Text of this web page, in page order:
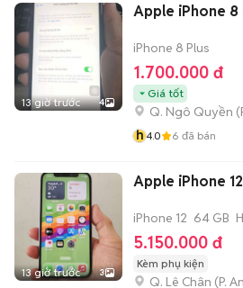
13 giờ trước 4
Apple iPhone 8
iPhone 8 Plus
1.700.000 đ
Giá tốt
Q. Ngô Quyền (
h4.0 6 đã bán
13 giờ trước 3
Apple iPhone
iPhone 12 64 GB
5.150.000 đ
Kèm phụ kiện
Q. Lê Chân (P.